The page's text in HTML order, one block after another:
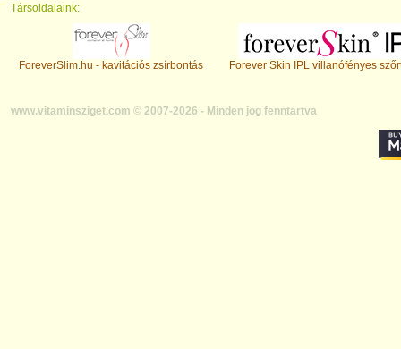
Társoldalaink:
ForeverSlim.hu - kavitációs zsírbontás Forever Skin IPL villanófényes
www.vitaminsziget.com © 2007-2026 - Minden jog fenntartva